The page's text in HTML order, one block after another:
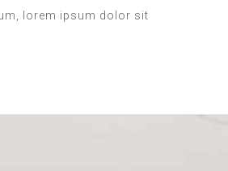
lorem ipsum dolor sit